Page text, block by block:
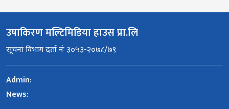
उषाकिरण मल्टिमिडिया हाउस प्रा.लि
सूचना विभाग दर्ता नंः ३०५३-२०७८/७९
Admin:
News: